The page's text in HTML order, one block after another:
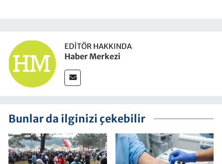
EDITÖR HAKKINDA
Haber Merkezi
Bunlar da ilginizi çekebilir